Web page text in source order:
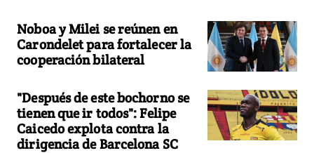
Noboa y Milei se reúnen en
Carondelet para fortalecer la
cooperación bilateral
"Después de este bochorno se
tienen que ir todos": Felipe
Caicedo explota contra la
dirigencia de Barcelona SC